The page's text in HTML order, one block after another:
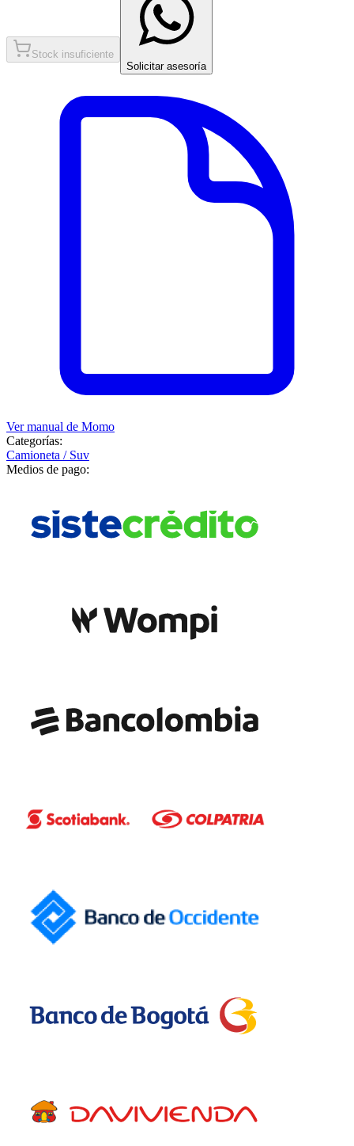
Stock insuficiente
Solicitar asesoría
Ver manual de Momo
Categorías:
Camioneta / Suv
Medios de pago: